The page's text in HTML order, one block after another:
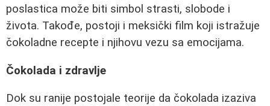
poslastica može biti simbol strasti, slobode i
života. Takođe, postoji i meksički film koji istražuje
čokoladne recepte i njihovu vezu sa emocijama.
Čokolada i zdravlje
Dok su ranije postojale teorije da čokolada izaziva